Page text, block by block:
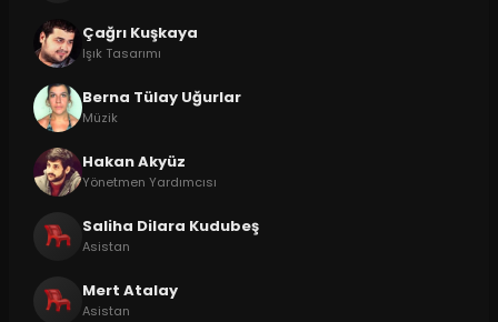
Çağrı Kuşkaya
Işık Tasarımı
Berna Tülay Uğurlar
Müzik
Hakan Akyüz
Yönetmen Yardımcısı
Saliha Dilara Kudubeş
Asistan
Mert Atalay
Asistan